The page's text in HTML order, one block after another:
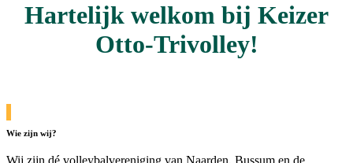
Hartelijk welkom bij Keizer
Otto-Trivolley!
Wie zijn wij?
Wij zijn dé volleybalvereniging van Naarden, Bussum en de